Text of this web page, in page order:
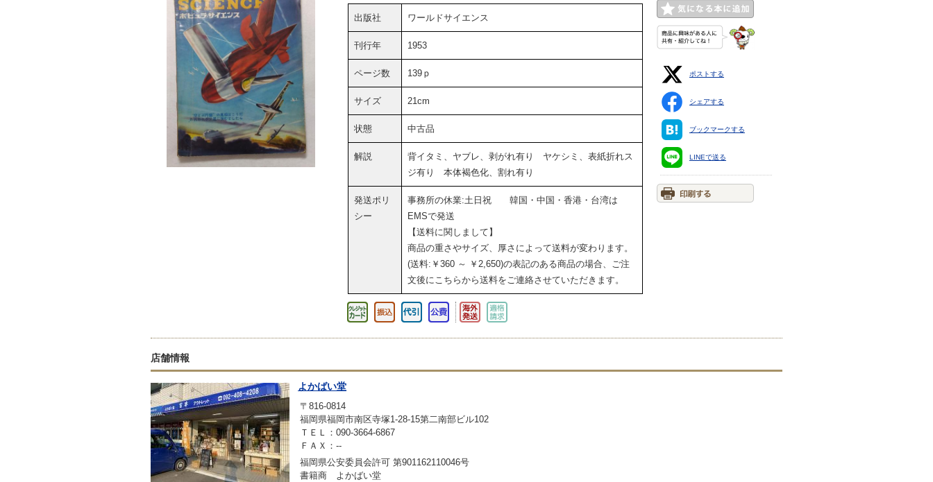
出版社 ワールドサイエンス
刊行年 1953
ページ数 139ｐ
サイズ 21cm
状態 中古品
解説
背イタミ、ヤブレ、剥がれ有り ヤケシミ、表紙折れス
ジ有り 本体褐色化、割れ有り
発送ポリ
シー
事務所の休業:土日祝 韓国・中国・香港・台湾は
EMSで発送
【送料に関しまして】
商品の重さやサイズ、厚さによって送料が変わります。
(送料:￥360 ～ ￥2,650)の表記のある商品の場合、ご注
文後にこちらから送料をご連絡させていただきます。
ポストする
シェアする
ブックマークする
LINEで送る
店舗情報
よかばい堂
〒816-0814
福岡県福岡市南区寺塚1-28-15第二南部ビル102
ＴＥＬ：090-3664-6867
ＦＡＸ：--
福岡県公安委員会許可 第901162110046号
書籍商 よかばい堂